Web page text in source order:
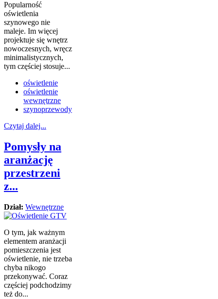
Popularność
oświetlenia
szynowego nie
maleje. Im więcej
projektuje się wnętrz
nowoczesnych, wręcz
minimalistycznych,
tym częściej stosuje...
oświetlenie
oświetlenie
wewnętrzne
szynoprzewody
Czytaj dalej...
Pomysły na
aranżację
przestrzeni
z...
Dział: Wewnętrzne
O tym, jak ważnym
elementem aranżacji
pomieszczenia jest
oświetlenie, nie trzeba
chyba nikogo
przekonywać. Coraz
częściej podchodzimy
też do...